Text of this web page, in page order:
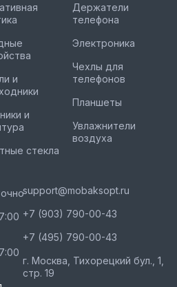
и
и
стекла
Держатели
телефона
Электроника
Чехлы для
телефонов
Планшеты
Увлажнители
воздуха
support@mobaksopt.ru
+7 (903) 790-00-43
+7 (495) 790-00-43
г. Москва, Тихорецкий бул., 1,
стр. 19